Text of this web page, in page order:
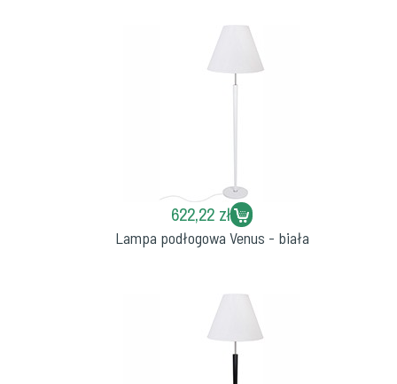
622,22 zł
Lampa podłogowa Venus - biała